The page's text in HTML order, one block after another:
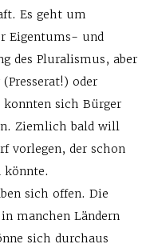
Es geht um
Eigentums- und
des Pluralismus, aber
oder
konnten sich Bürger
Ziemlich bald will
vorlegen, der schon
könnte.
sich offen. Die
manchen Ländern
sich durchaus